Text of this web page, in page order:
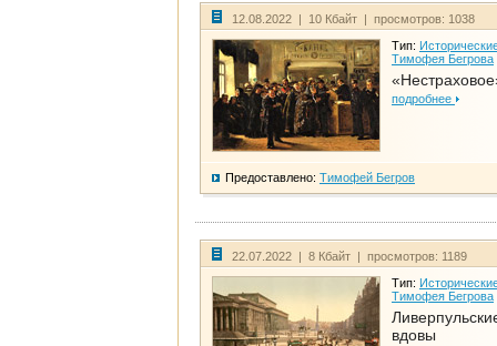
12.08.2022 | 10 Кбайт | просмотров: 1038
Тип:
Тимофея Бегрова
подробнее
Предоставлено: Тимофей Бегров
22.07.2022 | 8 Кбайт | просмотров: 1189
Тип:
Тимофея Бегрова
вдовы